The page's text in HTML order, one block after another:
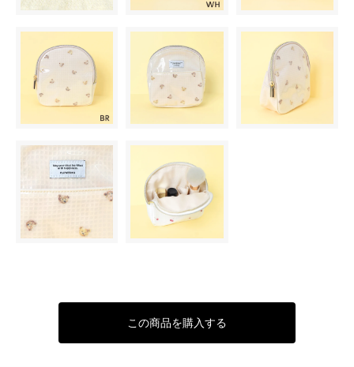
この商品を購入する